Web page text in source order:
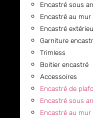
Encastré sous
Encastré au mur
Encastré
Garniture
Trimless
Boitier encastré
Accessoires
Encastré de
Encastré sous
Encastré au mur